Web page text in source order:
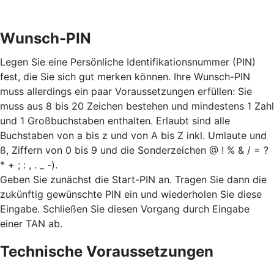
Wunsch-PIN
Legen Sie eine Persönliche Identifikationsnummer (PIN)
fest, die Sie sich gut merken können. Ihre Wunsch-PIN
muss allerdings ein paar Voraussetzungen erfüllen: Sie
muss aus 8 bis 20 Zeichen bestehen und mindestens 1 Zahl
und 1 Großbuchstaben enthalten. Erlaubt sind alle
Buchstaben von a bis z und von A bis Z inkl. Umlaute und
ß, Ziffern von 0 bis 9 und die Sonderzeichen @ ! % & / = ?
* + ; : , . _ -).
Geben Sie zunächst die Start-PIN an. Tragen Sie dann die
zukünftig gewünschte PIN ein und wiederholen Sie diese
Eingabe. Schließen Sie diesen Vorgang durch Eingabe
einer TAN ab.
Technische Voraussetzungen